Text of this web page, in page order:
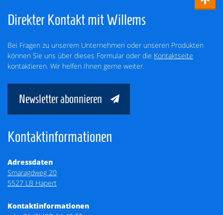
Direkter Kontakt mit Willems
Bei Fragen zu unserem Unternehmen oder unseren Produkten
können Sie uns über dieses Formular oder die Kontaktseite
kontaktieren. Wir helfen Ihnen gerne weiter.
Newsletter abonnieren
Kontaktinformationen
Adressdaten
Smaragdweg 20
5527 LB Hapert
Kontaktinformationen